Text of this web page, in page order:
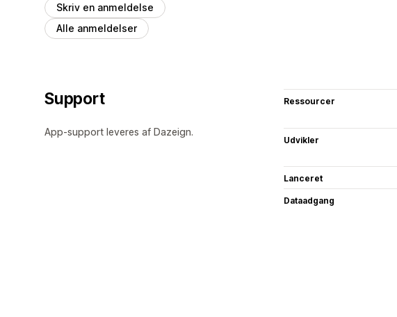
Skriv en anmeldelse
Alle anmeldelser
Support
App-support leveres af Dazeign.
Ressourcer
Udvikler
Lanceret
Dataadgang